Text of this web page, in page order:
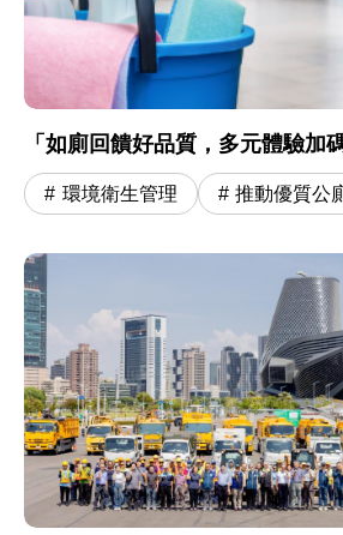
「如廁回饋好品質，多元體驗加
環境衛生管理 推動優質公